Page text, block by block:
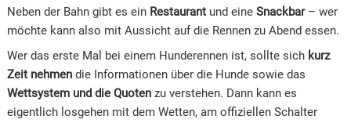
Neben der Bahn gibt es ein Restaurantund eine Snackbar– wer
möchte kann also mit Aussicht auf die Rennen zu Abend essen.
Wer das erste Mal bei einem Hunderennen ist, sollte sich kurz
Zeit nehmendie Informationen über die Hunde sowie das
Wettsystem und die Quotenzu verstehen. Dann kann es
eigentlich losgehen mit dem Wetten, am offiziellen Schalter